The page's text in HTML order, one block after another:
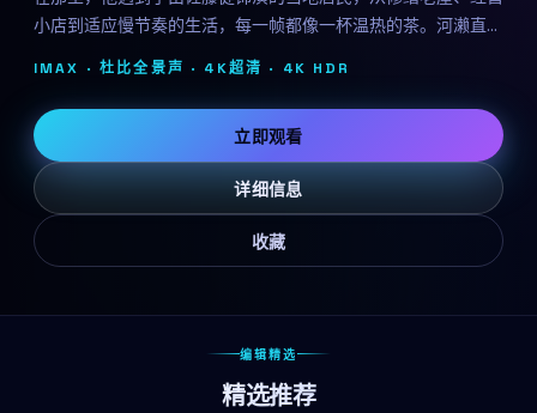
小店到适应慢节奏的生活，每一帧都像一杯温热的茶。河濑直美
用治愈系的影像告诉我们：人生没有标准答案。
IMAX · 杜比全景声 · 4K超清 · 4K HDR
立即观看
详细信息
收藏
编辑精选
精选推荐